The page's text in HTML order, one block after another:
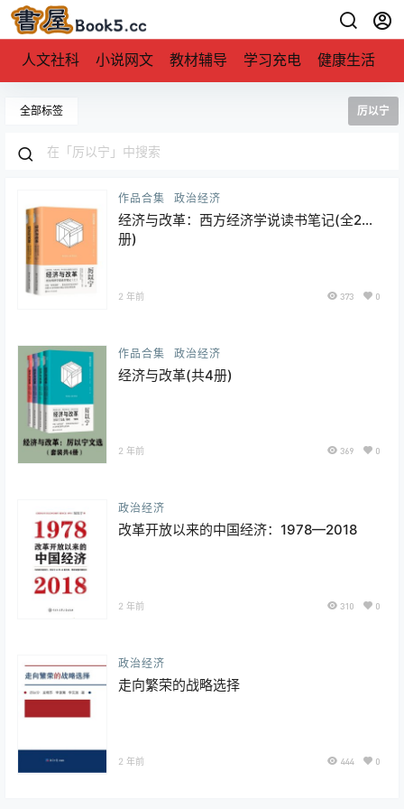
人文社科 小说网文 教材辅导 学习充电 健康生活
全部标签 厉以宁
作品合集 政治经济
经济与改革：西方经济学说读书笔记(全2
册)
2 年前 373 0
作品合集 政治经济
经济与改革(共4册)
2 年前 369 0
政治经济
改革开放以来的中国经济：1978—2018
2 年前 310 0
政治经济
走向繁荣的战略选择
2 年前 444 0